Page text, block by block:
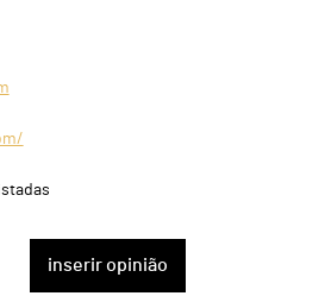
inserir opinião